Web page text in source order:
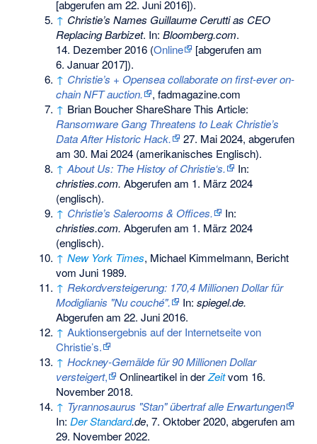
[abgerufen am 22. Juni 2016]).
↑ Christie’s Names Guillaume Cerutti as CEO
Replacing Barbizet. In:Bloomberg.com.
14. Dezember 2016 (Online
[abgerufen am
6. Januar 2017]).
↑ Christie’s + Opensea collaborate on first-ever on-
chain NFT auction.
, fadmagazine.com
↑ Brian Boucher ShareShare This Article:
Ransomware Gang Threatens to Leak Christie’s
Data After Historic Hack.
27. Mai 2024, abgerufen
am 30. Mai 2024 (amerikanisches Englisch).
↑ About Us: The Histoy of Christie‘s.
In:
christies.com. Abgerufen am 1. März 2024
(englisch).
↑ Christie’s Salerooms & Offices.
In:
christies.com. Abgerufen am 1. März 2024
(englisch).
↑ New York Times, Michael Kimmelmann, Bericht
vom Juni 1989.
↑ Rekordversteigerung: 170,4 Millionen Dollar für
Modiglianis "Nu couché".
In:spiegel.de.
Abgerufen am 22. Juni 2016.
↑ Auktionsergebnis auf der Internetseite von
Christie’s.
↑ Hockney-Gemälde für 90 Millionen Dollar
versteigert, Onlineartikel in derZeitvom 16.
November 2018.
↑ Tyrannosaurus "Stan" übertraf alle Erwartungen
In:Der Standard.de, 7. Oktober 2020, abgerufen am
29. November 2022.